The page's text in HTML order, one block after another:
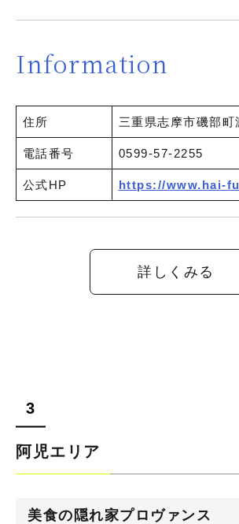
Information
住所 三重県志摩市磯部町
電話番号 0599-57-2255
公式HP https://www.hai-
詳しくみる
阿児エリア
美食の隠れ家プロヴァンス